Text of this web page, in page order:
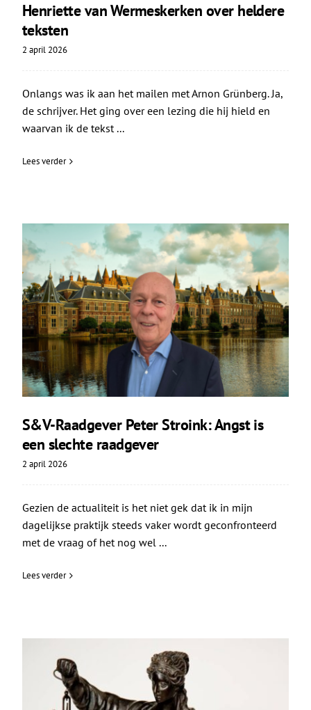
Henriette van Wermeskerken over heldere
teksten
2 april 2026
Onlangs was ik aan het mailen met Arnon Grünberg. Ja,
de schrijver. Het ging over een lezing die hij hield en
waarvan ik de tekst ...
Lees verder
S&V-Raadgever Peter Stroink: Angst is
een slechte raadgever
2 april 2026
Gezien de actualiteit is het niet gek dat ik in mijn
dagelijkse praktijk steeds vaker wordt geconfronteerd
met de vraag of het nog wel ...
Lees verder